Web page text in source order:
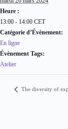
Heure :
13:00 - 14:00 CET
Catégorie d’Évènement:
En ligne
Évènement Tags:
Atelier
The diversity of